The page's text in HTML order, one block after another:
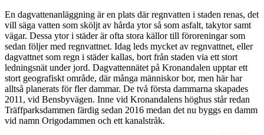
En dagvattenanläggning är en plats där regnvatten i staden renas, det
vill säga vatten som sköljt av hårda ytor så som asfalt, takytor samt
vägar. Dessa ytor i städer är ofta stora källor till föroreningar som
sedan följer med regnvattnet. Idag leds mycket av regnvattnet, eller
dagvattnet som regn i städer kallas, bort från staden via ett stort
ledningsnät under jord. Dagvattennätet på Kronandalen upptar ett
stort geografiskt område, där många människor bor, men här har
alltså planerats för fler dammar. De två första dammarna skapades
2011, vid Bensbyvägen. Inne vid Kronandalens höghus står redan
Träffparksdammen färdig sedan 2016 medan det nu byggs en damm
vid namn Origodammen och ett kanalstråk.